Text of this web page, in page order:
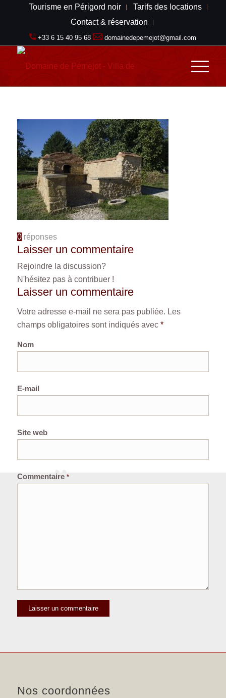
Tourisme en Périgord noir
Tarifs des locations
Contact & réservation
+33 6 15 40 95 68 domainedepemejot@gmail.com
0 réponses
Laisser un commentaire
Rejoindre la discussion?
N'hésitez pas à contribuer !
Laisser un commentaire
Votre adresse e-mail ne sera pas publiée. Les
champs obligatoires sont indiqués avec *
Nom
E-mail
Site web
Commentaire *
Nos coordonnées